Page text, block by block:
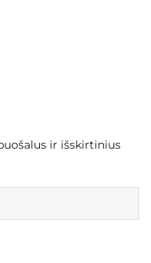
ir išskirtinius